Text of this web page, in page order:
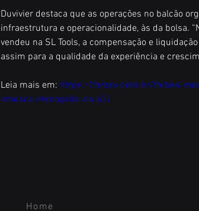
Duvivier destaca que as operações no balcão
infraestrutura e operacionalidade, às da bolsa.
vendeu na SL Tools, a compensação e
assim para a qualidade da experiência e
Leia mais em: https://forbes.com.br/forbes-
ameaca-monopolio-da-b3/
Home